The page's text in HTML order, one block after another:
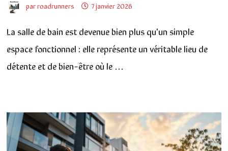
parroadrunners 7 janvier 2026
La salle de bain est devenue bien plus qu'un simple
espace fonctionnel : elle représente un véritable lieu de
détente et de bien-être où le …